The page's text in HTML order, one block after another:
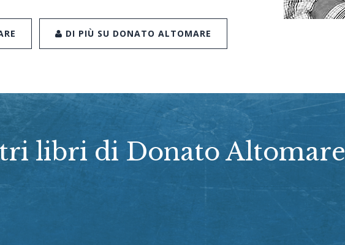
DI PIÙ SU DONATO ALTOMARE
libri di Donato Altomare